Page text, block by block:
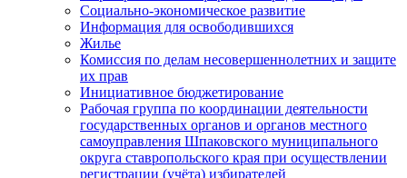
Социально-экономическое развитие
Информация для освободившихся
Жилье
Комиссия по делам несовершеннолетних и защите
их прав
Инициативное бюджетирование
Рабочая группа по координации деятельности
государственных органов и органов местного
самоуправления Шпаковского муниципального
округа ставропольского края при осуществлении
регистрации (учёта) избирателей